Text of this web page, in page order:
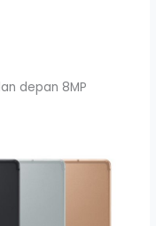
depan 8MP